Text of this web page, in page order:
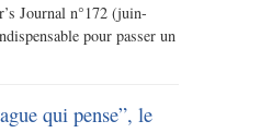
Journal n°172 (juin-
pour passer un
qui pense”, le